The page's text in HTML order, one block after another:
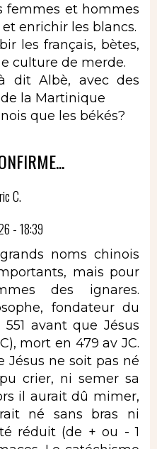
femmes et hommes
enrichir les blancs.
les français, bètes,
culture de merde.
dit Albè, avec des
la Martinique
que les békés?
C.
- 18:39
noms chinois
mais pour
des ignares.
fondateur du
avant que Jésus
mort en 479 av JC.
Jésus ne soit pas né
crier, ni semer sa
il aurait dû mimer,
né sans bras ni
réduit (de + ou - 1